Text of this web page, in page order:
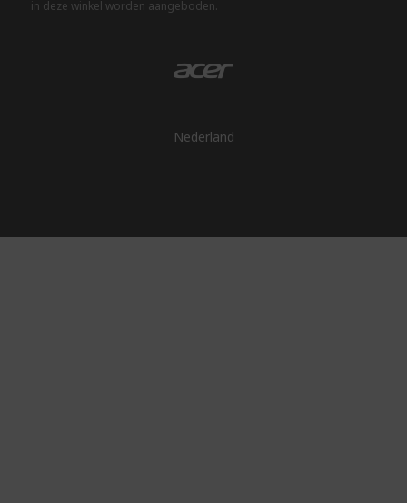
in deze winkel worden aangeboden.
Nederland